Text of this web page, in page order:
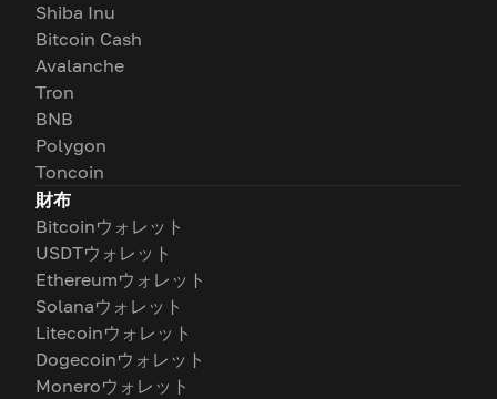
Shiba Inu
Bitcoin Cash
Avalanche
Tron
BNB
Polygon
Toncoin
財布
Bitcoinウォレット
USDTウォレット
Ethereumウォレット
Solanaウォレット
Litecoinウォレット
Dogecoinウォレット
Moneroウォレット